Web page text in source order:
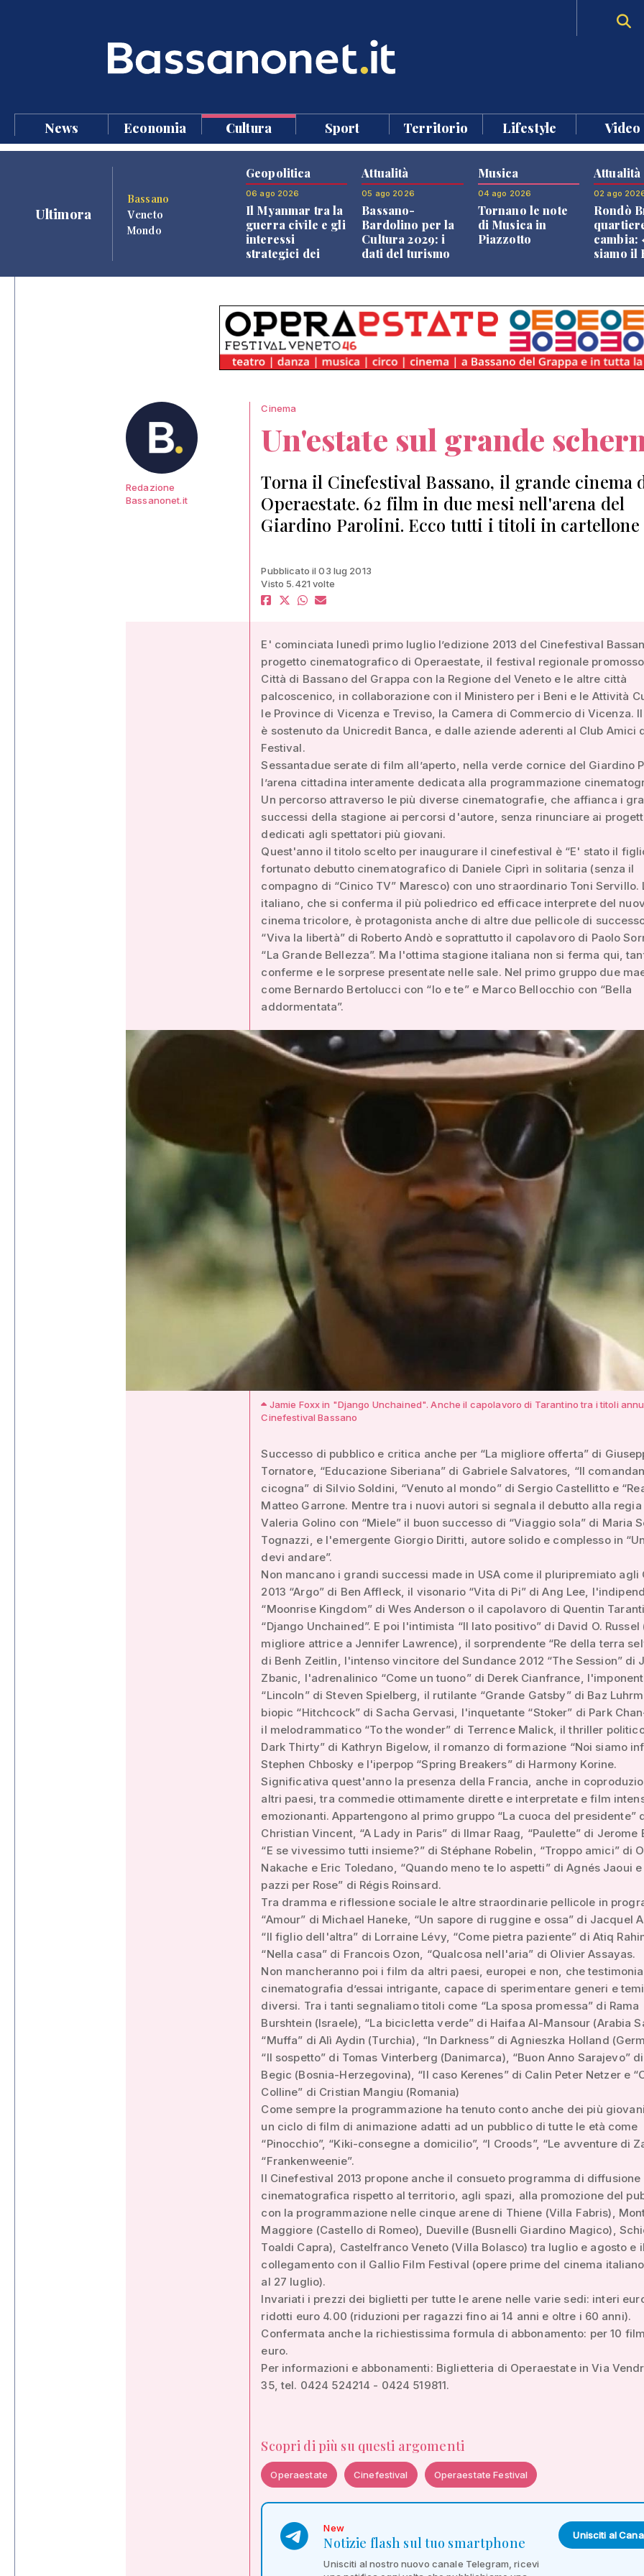
News Economia Cultura Sport Territorio Lifestyle Video
Ultimora
Bassano
Veneto
Mondo
Geopolitica
06 ago 2026
Il Myanmar tra la
guerra civile e gli
interessi
strategici dei
Attualità
05 ago 2026
Bassano-
Bardolino per la
Cultura 2029: i
dati del turismo
Musica
04 ago 2026
Tornano le note
di Musica in
Piazzotto
Attualità
02 ago
Rondò
cambia:
siamo il
Redazione
Bassanonet.it
Cinema
Un'estate sul grande
Torna il Cinefestival Bassano, il grande cinema
Operaestate. 62 film in due mesi nell'arena del
Giardino Parolini. Ecco tutti i titoli in cartellone
Pubblicato il 03 lug 2013
Visto 5.421 volte
E' cominciata lunedì primo luglio l’edizione 2013 del Cinefestival
progetto cinematografico di Operaestate, il festival regionale
Città di Bassano del Grappa con la Regione del Veneto e le altre città
palcoscenico, in collaborazione con il Ministero per i Beni e le Attività
le Province di Vicenza e Treviso, la Camera di Commercio di Vicenza.
è sostenuto da Unicredit Banca, e dalle aziende aderenti al Club Amici
Festival.
Sessantadue serate di film all’aperto, nella verde cornice del Giardino
l’arena cittadina interamente dedicata alla programmazione
Un percorso attraverso le più diverse cinematografie, che affianca i
successi della stagione ai percorsi d'autore, senza rinunciare ai
dedicati agli spettatori più giovani.
Quest'anno il titolo scelto per inaugurare il cinefestival è “E' stato il
fortunato debutto cinematografico di Daniele Ciprì in solitaria (senza il
compagno di “Cinico TV” Maresco) con uno straordinario Toni Servillo.
italiano, che si conferma il più poliedrico ed efficace interprete del
cinema tricolore, è protagonista anche di altre due pellicole di
“Viva la libertà” di Roberto Andò e soprattutto il capolavoro di Paolo
“La Grande Bellezza”. Ma l'ottima stagione italiana non si ferma qui,
conferme e le sorprese presentate nelle sale. Nel primo gruppo due
come Bernardo Bertolucci con “Io e te” e Marco Bellocchio con “Bella
addormentata”.
Jamie Foxx in "Django Unchained". Anche il capolavoro di Tarantino tra i titoli
Cinefestival Bassano
Successo di pubblico e critica anche per “La migliore offerta” di
Tornatore, “Educazione Siberiana” di Gabriele Salvatores, “Il
cicogna” di Silvio Soldini, “Venuto al mondo” di Sergio Castellitto e
Matteo Garrone. Mentre tra i nuovi autori si segnala il debutto alla
Valeria Golino con “Miele” il buon successo di “Viaggio sola” di Maria
Tognazzi, e l'emergente Giorgio Diritti, autore solido e complesso in
devi andare”.
Non mancano i grandi successi made in USA come il pluripremiato agli
2013 “Argo” di Ben Affleck, il visonario “Vita di Pi” di Ang Lee,
“Moonrise Kingdom” di Wes Anderson o il capolavoro di Quentin
“Django Unchained”. E poi l'intimista “Il lato positivo” di David O. Russel
migliore attrice a Jennifer Lawrence), il sorprendente “Re della terra
di Benh Zeitlin, l'intenso vincitore del Sundance 2012 “The Session” di
Zbanic, l'adrenalinico “Come un tuono” di Derek Cianfrance,
“Lincoln” di Steven Spielberg, il rutilante “Grande Gatsby” di Baz
biopic “Hitchcock” di Sacha Gervasi, l'inquetante “Stoker” di Park
il melodrammatico “To the wonder” di Terrence Malick, il thriller
Dark Thirty” di Kathryn Bigelow, il romanzo di formazione “Noi siamo
Stephen Chbosky e l'iperpop “Spring Breakers” di Harmony Korine.
Significativa quest'anno la presenza della Francia, anche in
altri paesi, tra commedie ottimamente dirette e interpretate e film
emozionanti. Appartengono al primo gruppo “La cuoca del presidente”
Christian Vincent, “A Lady in Paris” di Ilmar Raag, “Paulette” di Jerome
“E se vivessimo tutti insieme?” di Stéphane Robelin, “Troppo amici” di
Nakache e Eric Toledano, “Quando meno te lo aspetti” di Agnés Jaoui e
pazzi per Rose” di Régis Roinsard.
Tra dramma e riflessione sociale le altre straordinarie pellicole in
“Amour” di Michael Haneke, “Un sapore di ruggine e ossa” di Jacquel
“Il figlio dell'altra” di Lorraine Lévy, “Come pietra paziente” di Atiq
“Nella casa” di Francois Ozon, “Qualcosa nell'aria” di Olivier Assayas.
Non mancheranno poi i film da altri paesi, europei e non, che
cinematografia d’essai intrigante, capace di sperimentare generi e
diversi. Tra i tanti segnaliamo titoli come “La sposa promessa” di Rama
Burshtein (Israele), “La bicicletta verde” di Haifaa Al-Mansour (Arabia
“Muffa” di Alì Aydin (Turchia), “In Darkness” di Agnieszka Holland
“Il sospetto” di Tomas Vinterberg (Danimarca), “Buon Anno Sarajevo”
Begic (Bosnia-Herzegovina), “Il caso Kerenes” di Calin Peter Netzer e
Colline” di Cristian Mangiu (Romania)
Come sempre la programmazione ha tenuto conto anche dei più
un ciclo di film di animazione adatti ad un pubblico di tutte le età come
“Pinocchio”, “Kiki-consegne a domicilio”, “I Croods”, “Le avventure di
“Frankenweenie”.
Il Cinefestival 2013 propone anche il consueto programma di diffusione
cinematografica rispetto al territorio, agli spazi, alla promozione del
con la programmazione nelle cinque arene di Thiene (Villa Fabris),
Maggiore (Castello di Romeo), Dueville (Busnelli Giardino Magico),
Toaldi Capra), Castelfranco Veneto (Villa Bolasco) tra luglio e agosto e
collegamento con il Gallio Film Festival (opere prime del cinema
al 27 luglio).
Invariati i prezzi dei biglietti per tutte le arene nelle varie sedi: interi
ridotti euro 4.00 (riduzioni per ragazzi fino ai 14 anni e oltre i 60 anni).
Confermata anche la richiestissima formula di abbonamento: per 10
euro.
Per informazioni e abbonamenti: Biglietteria di Operaestate in Via
35, tel. 0424 524214 - 0424 519811.
Scopri di più su questi argomenti
Operaestate Cinefestival Operaestate Festival
New
Notizie flash sul tuo smartphone
Unisciti al nostro nuovo canale Telegram, ricevi
Unisciti al